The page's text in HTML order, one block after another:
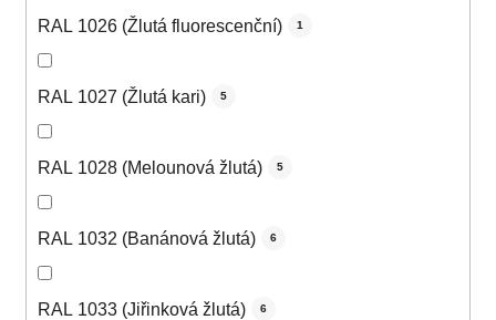
RAL 1026 (Žlutá fluorescenční) 1
RAL 1027 (Žlutá kari) 5
RAL 1028 (Melounová žlutá) 5
RAL 1032 (Banánová žlutá) 6
RAL 1033 (Jiřinková žlutá) 6